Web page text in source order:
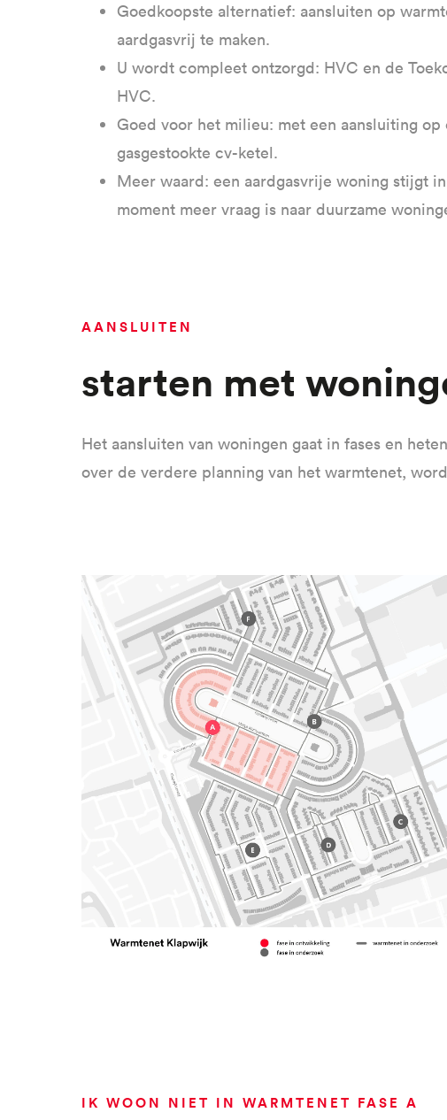
Goedkoopste alternatief: aansluiten op
aardgasvrij te maken.
U wordt compleet ontzorgd: HVC en de
HVC.
Goed voor het milieu: met een aansluiting
gasgestookte cv-ketel.
Meer waard: een aardgasvrije woning stijgt
moment meer vraag is naar duurzame
AANSLUITEN
Starten met
Het aansluiten van woningen gaat in fases en
over de verdere planning van het warmtenet,
IK WOON NIET IN WARMTENET FASE A